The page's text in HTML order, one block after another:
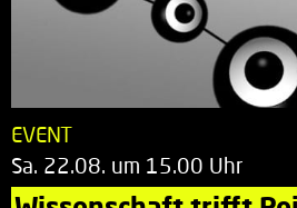
EVENT
Sa. 22.08. um 15.00 Uhr